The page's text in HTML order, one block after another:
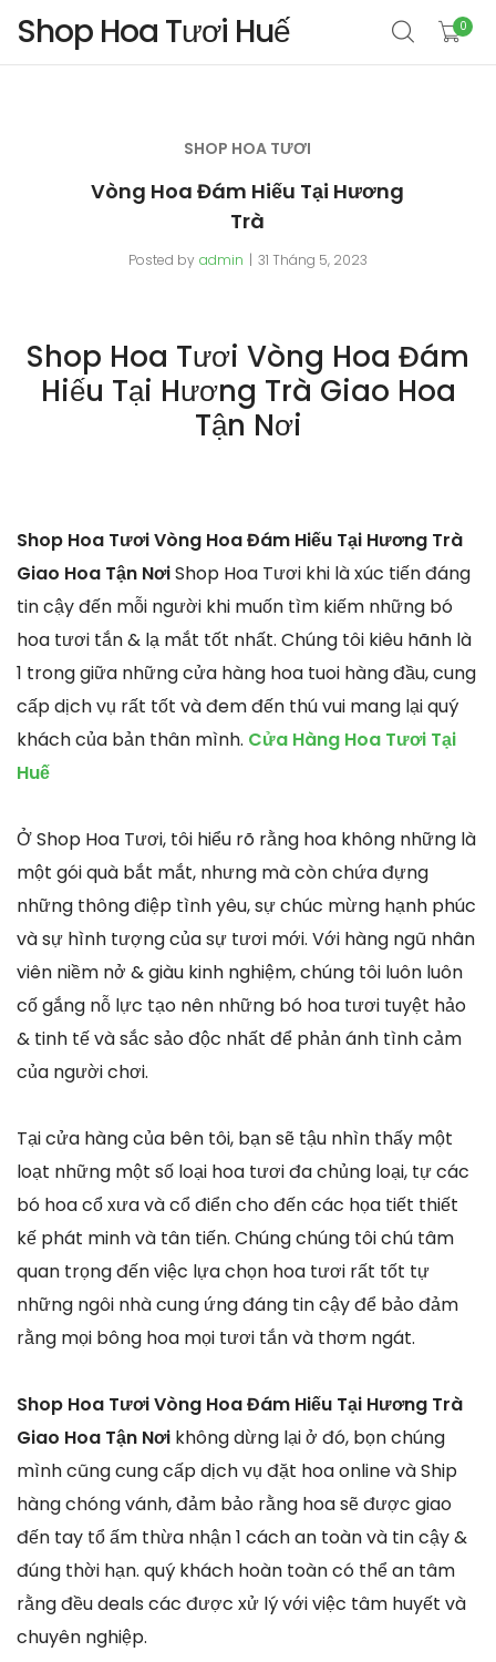
Shop Hoa Tươi Huế 0
SHOP HOA TƯƠI
Vòng Hoa Đám Hiếu Tại Hương
Trà
Posted by admin 31 Tháng 5, 2023
Shop Hoa Tươi Vòng Hoa Đám
Hiếu Tại Hương Trà Giao Hoa
Tận Nơi
Shop Hoa Tươi Vòng Hoa Đám Hiếu Tại Hương Trà
Giao Hoa Tận NơiShop Hoa Tươi khi là xúc tiến đáng
tin cậy đến mỗi người khi muốn tìm kiếm những bó
hoa tươi tắn & lạ mắt tốt nhất. Chúng tôi kiêu hãnh là
1 trong giữa những cửa hàng hoa tuoi hàng đầu, cung
cấp dịch vụ rất tốt và đem đến thú vui mang lại quý
khách của bản thân mình. Cửa Hàng Hoa Tươi Tại
Huế
Ở Shop Hoa Tươi, tôi hiểu rõ rằng hoa không những là
một gói quà bắt mắt, nhưng mà còn chứa đựng
những thông điệp tình yêu, sự chúc mừng hạnh phúc
và sự hình tượng của sự tươi mới. Với hàng ngũ nhân
viên niềm nở & giàu kinh nghiệm, chúng tôi luôn luôn
cố gắng nỗ lực tạo nên những bó hoa tươi tuyệt hảo
& tinh tế và sắc sảo độc nhất để phản ánh tình cảm
của người chơi.
Tại cửa hàng của bên tôi, bạn sẽ tậu nhìn thấy một
loạt những một số loại hoa tươi đa chủng loại, tự các
bó hoa cổ xưa và cổ điển cho đến các họa tiết thiết
kế phát minh và tân tiến. Chúng chúng tôi chú tâm
quan trọng đến việc lựa chọn hoa tươi rất tốt tự
những ngôi nhà cung ứng đáng tin cậy để bảo đảm
rằng mọi bông hoa mọi tươi tắn và thơm ngát.
Shop Hoa Tươi Vòng Hoa Đám Hiếu Tại Hương Trà
Giao Hoa Tận Nơi không dừng lại ở đó, bọn chúng
mình cũng cung cấp dịch vụ đặt hoa online và Ship
hàng chóng vánh, đảm bảo rằng hoa sẽ được giao
đến tay tổ ấm thừa nhận 1 cách an toàn và tin cậy &
đúng thời hạn. quý khách hoàn toàn có thể an tâm
rằng đều deals các được xử lý với việc tâm huyết và
chuyên nghiệp.